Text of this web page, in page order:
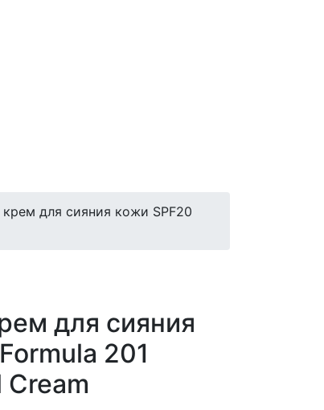
для сияния кожи SPF20
для сияния
201